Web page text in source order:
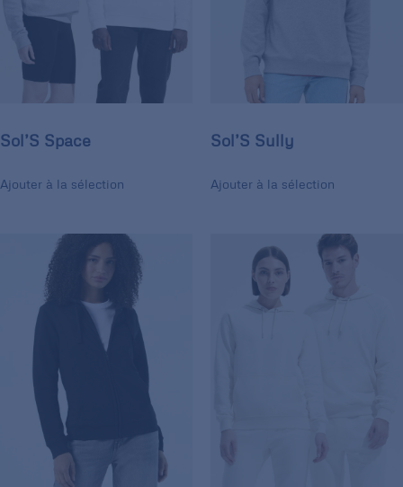
Sol’S Space
Ajouter à la sélection
Sol’S Sully
Ajouter à la sélection